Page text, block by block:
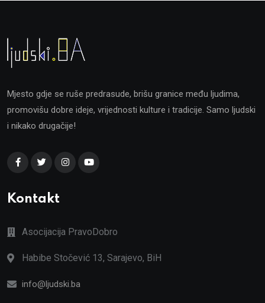
Mjesto gdje se ruše predrasude, brišu granice među ljudima,
promovišu dobre ideje, vrijednosti kulture i tradicije. Samo ljudski
i nikako drugačije!
Kontakt
Asocijacija PravoDobro
Habibe Stočević 13, Sarajevo, BiH
info@ljudski.ba